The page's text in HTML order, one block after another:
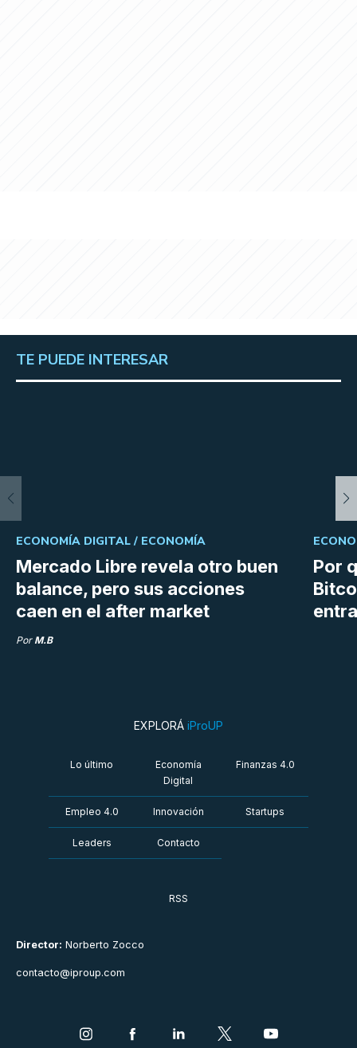
TE PUEDE INTERESAR
Mercado Libre revela otro buen
balance, pero sus acciones
caen en el after market
ECONOMÍA DIGITAL / ECONOMÍA
Por M.B
Por
Director: Norberto Zocco
contacto@iproup.com
EXPLORÁ iProUP
Lo último
Economía
Digital
Finanzas 4.0
Empleo 4.0 Innovación Startups
Leaders Contacto
RSS